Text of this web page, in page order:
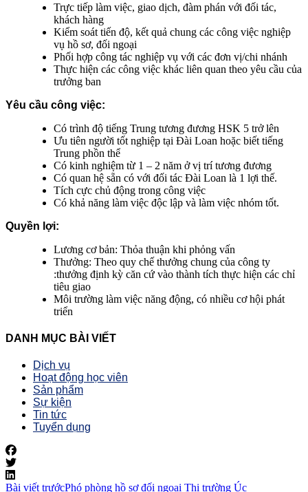
Trực tiếp làm việc, giao dịch, đàm phán với đối tác,
khách hàng
Kiểm soát tiến độ, kết quả chung các công việc nghiệp
vụ hồ sơ, đối ngoại
Phối hợp công tác nghiệp vụ với các đơn vị/chi nhánh
Thực hiện các công việc khác liên quan theo yêu cầu của
trưởng ban
Yêu cầu công việc:
Có trình độ tiếng Trung tương đương HSK 5 trở lên
Ưu tiên người tốt nghiệp tại Đài Loan hoặc biết tiếng
Trung phồn thể
Có kinh nghiệm từ 1 – 2 năm ở vị trí tương đương
Có quan hệ sẵn có với đối tác Đài Loan là 1 lợi thế.
Tích cực chủ động trong công việc
Có khả năng làm việc độc lập và làm việc nhóm tốt.
Quyền lợi:
Lương cơ bản: Thỏa thuận khi phỏng vấn
Thưởng: Theo quy chế thưởng chung của công ty
:thưởng định kỳ căn cứ vào thành tích thực hiện các chỉ
tiêu giao
Môi trường làm việc năng động, có nhiều cơ hội phát
triển
DANH MỤC BÀI VIẾT
Dịch vụ
Hoạt động học viên
Sản phẩm
Sự kiện
Tin tức
Tuyển dụng
Bài viết trướcPhó phòng hồ sơ đối ngoại Thị trường Úc